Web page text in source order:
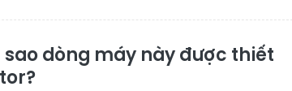
sao dòng máy này được thiết